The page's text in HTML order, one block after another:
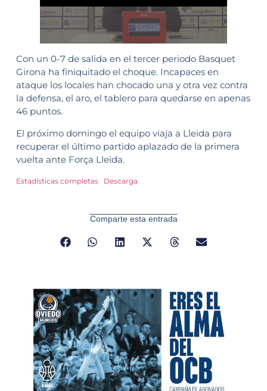
Con un 0-7 de salida en el tercer periodo Basquet
Girona ha finiquitado el choque. Incapaces en
ataque los locales han chocado una y otra vez contra
la defensa, el aro, el tablero para quedarse en apenas
46 puntos.
El próximo domingo el equipo viaja a Lleida para
recuperar el último partido aplazado de la primera
vuelta ante Força Lleida.
Estadísticas completas Descarga
Comparte esta entrada